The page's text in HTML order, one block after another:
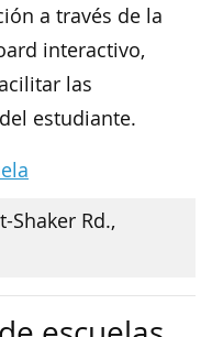
a través de la
interactivo,
las
estudiante.
Shaker Rd.,